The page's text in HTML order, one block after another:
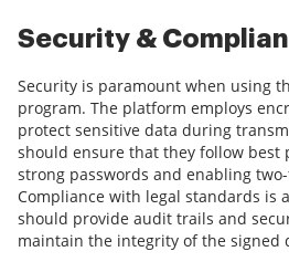
Security &
Security is paramount when using
program. The platform employs
protect sensitive data during
should ensure that they follow best
strong passwords and enabling
Compliance with legal standards is
should provide audit trails and
maintain the integrity of the signed